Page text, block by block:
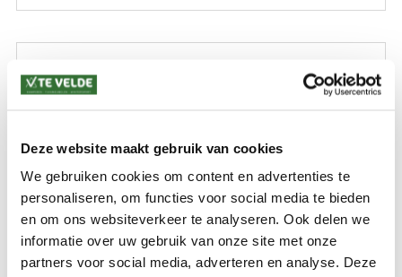
Deze website maakt gebruik van cookies
We gebruiken cookies om content en advertenties te
personaliseren, om functies voor social media te bieden
en om ons websiteverkeer te analyseren. Ook delen we
informatie over uw gebruik van onze site met onze
partners voor social media, adverteren en analyse. Deze
afwijkende tarieven en levertermijnen gelden. Deze staan vermeld bij de artikelen.
Kijk hier voor de ruilen-retourneren procedure
Waar is ons bedrijf gevestigd?
Drentse Poort 7
Nieuw Buinen (Stadskanaal)
+31 (0) 599-613946